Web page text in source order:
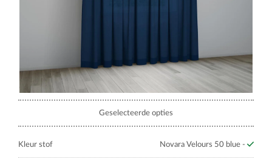
Geselecteerde opties
Kleur stof Novara Velours 50 blue -